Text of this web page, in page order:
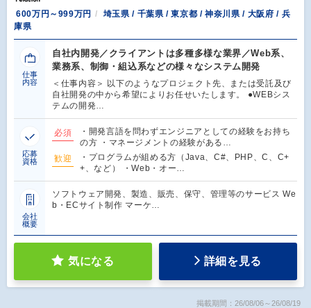
600万円～999万円
埼玉県 / 千葉県 / 東京都 / 神奈川県 / 大阪府 / 兵
庫県
仕事
内容
自社内開発／クライアントは多種多様な業界／Web系、
業務系、制御・組込系などの様々なシステム開発
＜仕事内容＞ 以下のようなプロジェクト先、または受託及び
自社開発の中から希望によりお任せいたします。 ●WEBシス
テムの開発…
応募
資格
必須
・開発言語を問わずエンジニアとしての経験をお持ち
の方 ・マネージメントの経験がある…
歓迎
・プログラムが組める方（Java、C#、PHP、C、C+
+、など） ・Web・オー…
会社
概要
ソフトウェア開発、製造、販売、保守、管理等のサービス We
b・ECサイト制作 マーケ…
気になる 詳細を見る
掲載期間：26/08/06～26/08/19